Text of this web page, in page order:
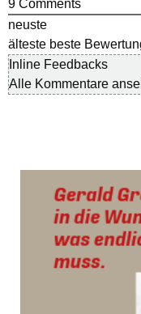
9 Comments
neuste
älteste beste
Inline Feedbacks
Alle Kommentare